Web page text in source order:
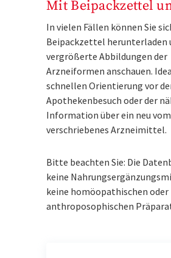
Mit Beipackzettel
In vielen Fällen können Sie
Beipackzettel herunterladen
vergrößerte Abbildungen der
Arzneiformen anschauen.
schnellen Orientierung vor
Apothekenbesuch oder der
Information über ein neu
verschriebenes Arzneimittel.
Bitte beachten Sie: Die
keine
keine homöopathischen oder
anthroposophischen